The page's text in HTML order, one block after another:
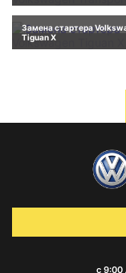
Замена стартера
Tiguan X
с 9:00